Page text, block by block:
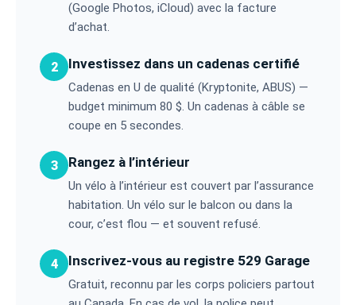
(Google Photos, iCloud) avec la facture
d’achat.
2 Investissez dans un cadenas certifié
Cadenas en U de qualité (Kryptonite, ABUS) —
budget minimum 80 $. Un cadenas à câble se
coupe en 5 secondes.
3 Rangez à l’intérieur
Un vélo à l’intérieur est couvert par l’assurance
habitation. Un vélo sur le balcon ou dans la
cour, c’est flou — et souvent refusé.
4 Inscrivez-vous au registre 529 Garage
Gratuit, reconnu par les corps policiers partout